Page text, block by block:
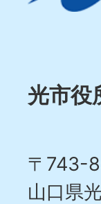
Hikari
光市役
〒743-
山口県